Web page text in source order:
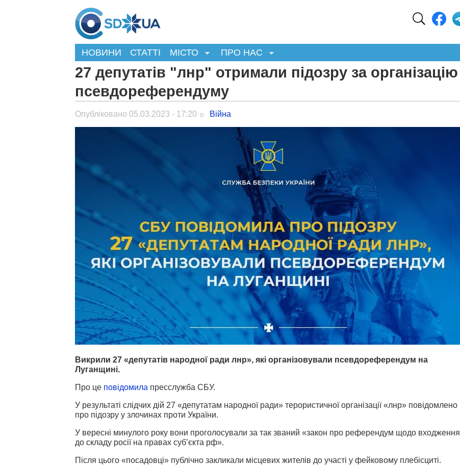
НОВИНИ СТАТТІ МІСТО ПРО НАС
27 депутатів "лнр" отримали підозру за організацію
псевдореферендуму
Опубліковано 05.03.2023 - 17:20 Війна
Викрили 27 «депутатів народної ради лнр», які організовували псевдореферендум на
Луганщині.
Про це повідомила пресслужба СБУ.
У результаті слідчих дій 27 «депутатам народної ради» терористичної організації «лнр» повідомлено
про підозру у злочинах проти України.
У вересні минулого року вони проголосували за так званий «закон про референдум щодо входження
до складу росії на правах суб’єкта рф».
Після цього «посадовці» публічно закликали місцевих жителів до участі у фейковому плебісциті.